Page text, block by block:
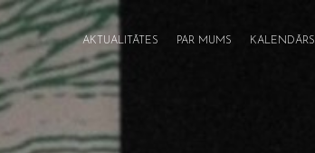
AKTUALITĀTES PAR MUMS KALENDĀRS